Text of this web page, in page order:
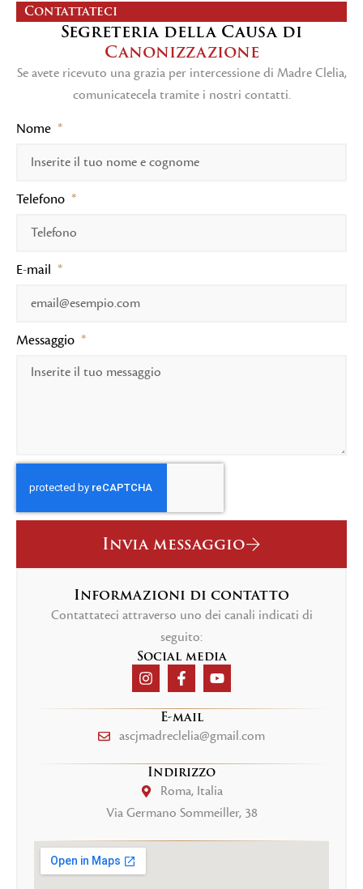
Contattateci
Segreteria della Causa di
Canonizzazione
Se avete ricevuto una grazia per intercessione di Madre Clelia,
comunicatecela tramite i nostri contatti.
Nome
Telefono
E-mail
Messaggio
Invia messaggio
Informazioni di contatto
Contattateci attraverso uno dei canali indicati di
seguito:
Social media
E-mail
ascjmadreclelia@gmail.com
Indirizzo
Roma, Italia
Via Germano Sommeiller, 38